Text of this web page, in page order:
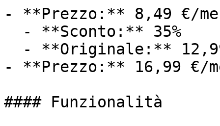
- **Prezzo:** 8,49 €/
- **Prezzo:** 16,99 €/
#### Funzionalità